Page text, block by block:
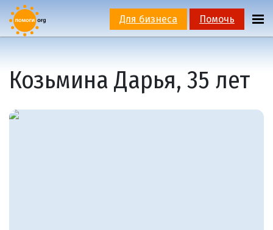
Для бизнеса Помочь
Козьмина Дарья, 35 лет